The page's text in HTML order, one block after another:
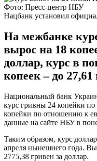
Фото: Пресс-центр НБУ
Нацбанк установил
На межбанке
вырос на 18
доллар, курс в
копеек – до 27,61
Национальный банк
курс гривны 24 копейки
копейки по отношению к
данные на сайте НБУ в
Таким образом, курс
апреля нынешнего года.
2775,38 гривен за доллар.